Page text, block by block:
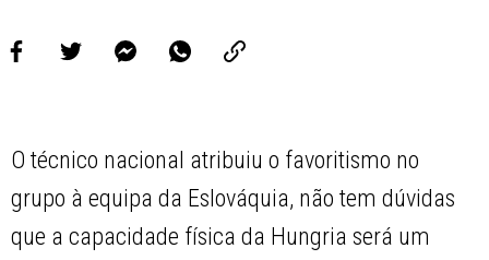
O técnico nacional atribuiu o favoritismo no
grupo à equipa da Eslováquia, não tem dúvidas
que a capacidade física da Hungria será um